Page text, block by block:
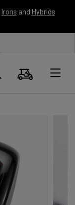
Irons and Hybrids
Panier